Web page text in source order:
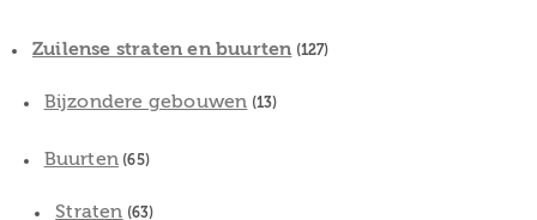
Zuilense straten en buurten (127)
Bijzondere gebouwen (13)
Buurten (65)
Straten (63)